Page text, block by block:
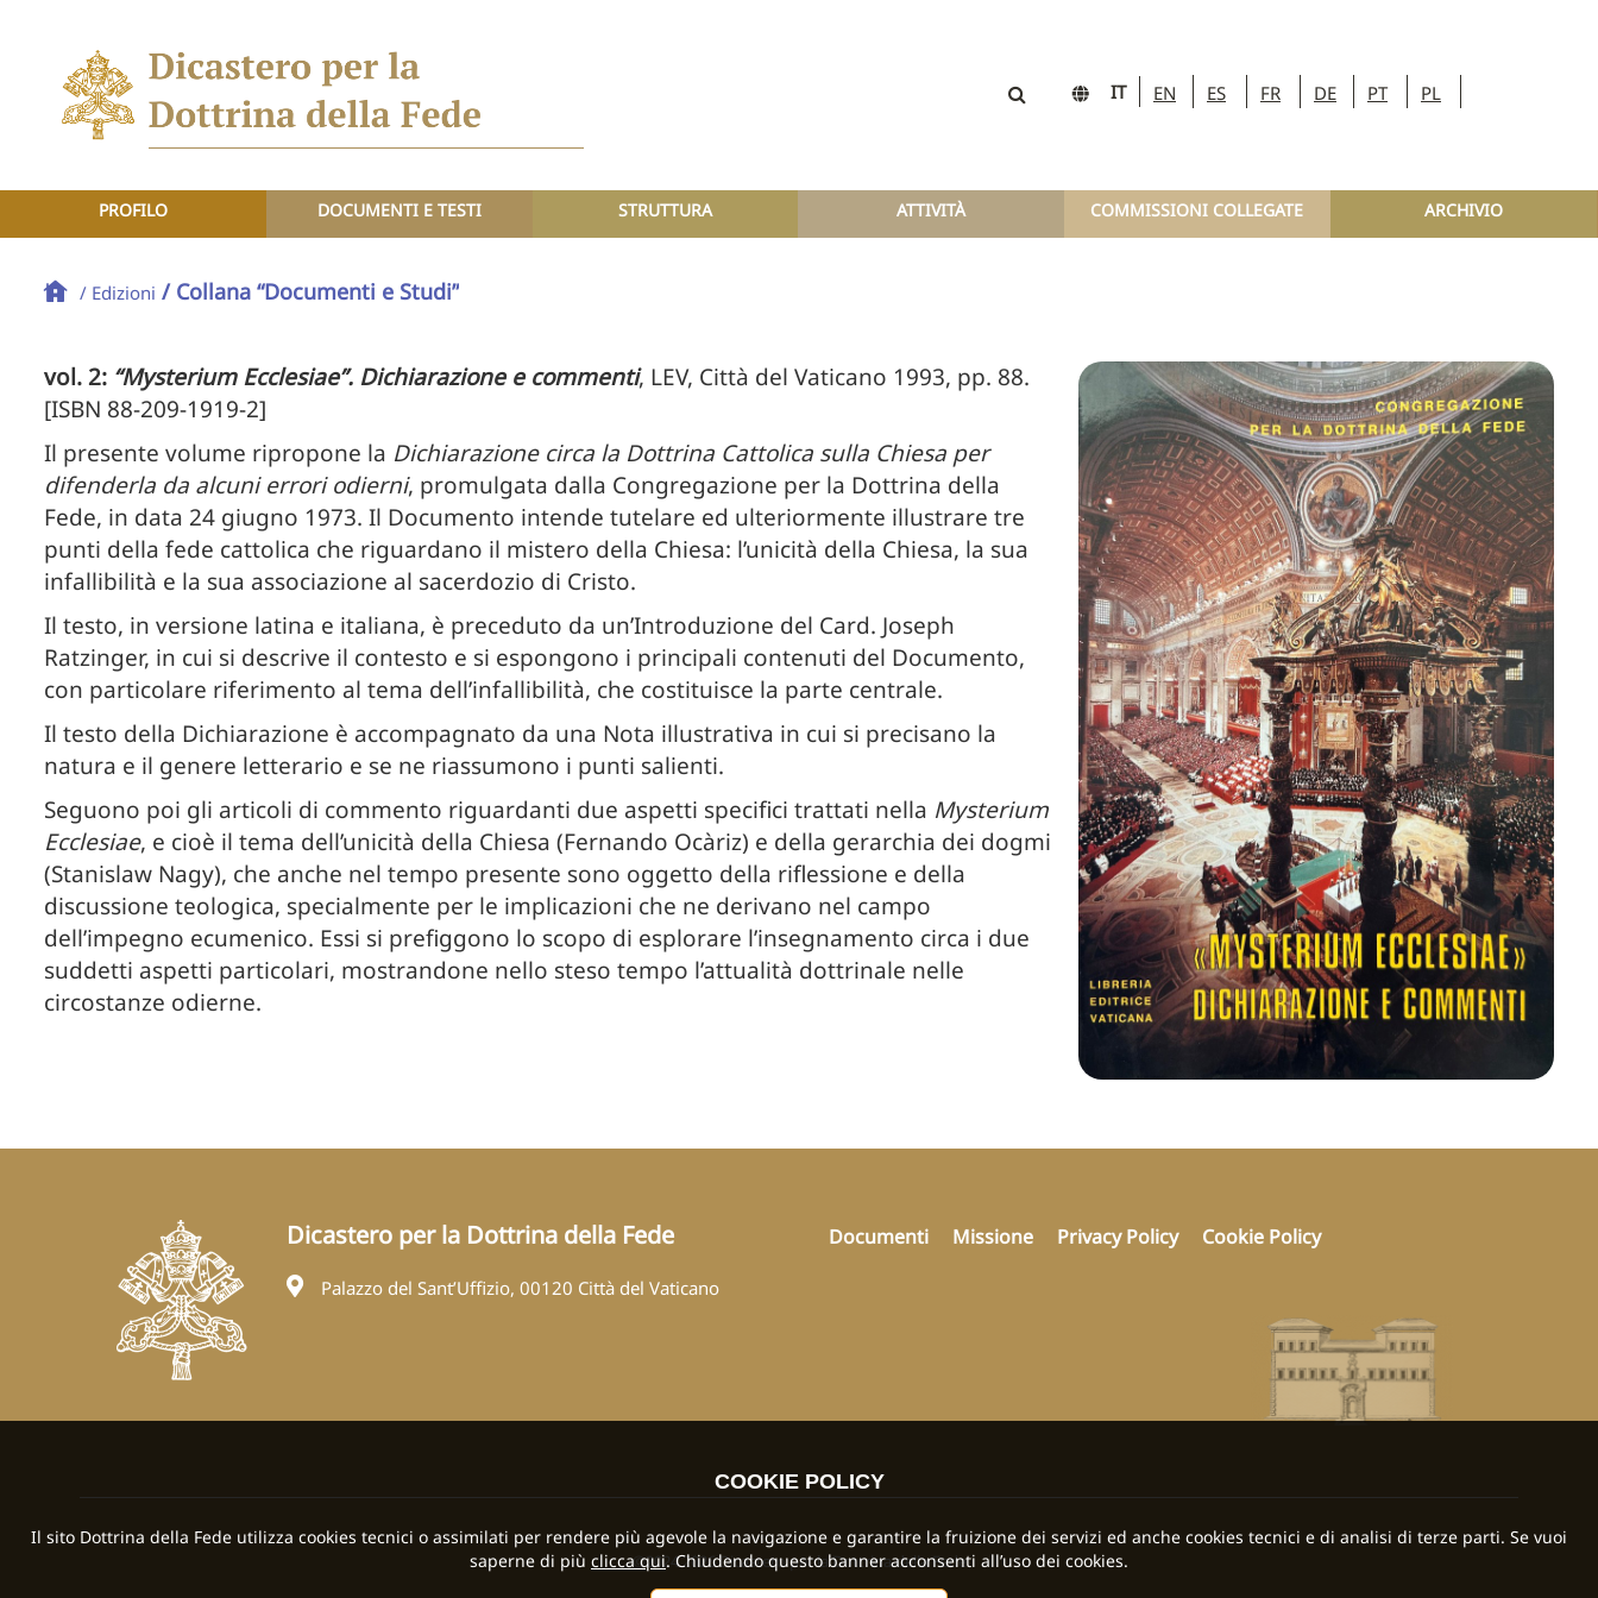
IT EN ES FR DE PT PL
PROFILO DOCUMENTI E TESTI STRUTTURA ATTIVITÀ COMMISSIONI COLLEGATE ARCHIVIO
/ Edizioni / Collana “Documenti e Studi”
vol. 2: “Mysterium Ecclesiae”. Dichiarazione e commenti, LEV, Città del Vaticano 1993, pp. 88.
[ISBN 88-209-1919-2]
Il presente volume ripropone la Dichiarazione circa la Dottrina Cattolica sulla Chiesa per
difenderla da alcuni errori odierni, promulgata dalla Congregazione per la Dottrina della
Fede, in data 24 giugno 1973. Il Documento intende tutelare ed ulteriormente illustrare tre
punti della fede cattolica che riguardano il mistero della Chiesa: l’unicità della Chiesa, la sua
infallibilità e la sua associazione al sacerdozio di Cristo.
Il testo, in versione latina e italiana, è preceduto da un’Introduzione del Card. Joseph
Ratzinger, in cui si descrive il contesto e si espongono i principali contenuti del Documento,
con particolare riferimento al tema dell’infallibilità, che costituisce la parte centrale.
Il testo della Dichiarazione è accompagnato da una Nota illustrativa in cui si precisano la
natura e il genere letterario e se ne riassumono i punti salienti.
Seguono poi gli articoli di commento riguardanti due aspetti specifici trattati nella Mysterium
Ecclesiae, e cioè il tema dell’unicità della Chiesa (Fernando Ocàriz) e della gerarchia dei dogmi
(Stanislaw Nagy), che anche nel tempo presente sono oggetto della riflessione e della
discussione teologica, specialmente per le implicazioni che ne derivano nel campo
dell’impegno ecumenico. Essi si prefiggono lo scopo di esplorare l’insegnamento circa i due
suddetti aspetti particolari, mostrandone nello steso tempo l’attualità dottrinale nelle
circostanze odierne.
Dicastero per la Dottrina della Fede
Palazzo del Sant’Uffizio, 00120 Città del Vaticano
Documenti Missione Privacy Policy Cookie Policy
©2024 2026 Dicastero per la Dottrina della Fede
COOKIE POLICY
Il sito Dottrina della Fede utilizza cookies tecnici o assimilati per rendere più agevole la navigazione e garantire la fruizione dei servizi ed anche cookies tecnici e di analisi di terze parti. Se vuoi
saperne di più clicca qui. Chiudendo questo banner acconsenti all’uso dei cookies.